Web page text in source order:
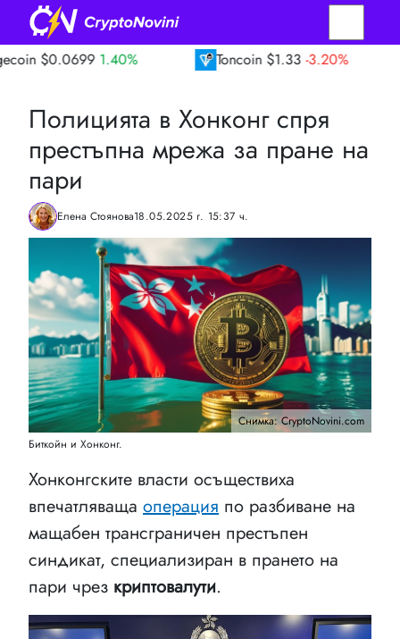
1.40% $1.33 -3.20%
Полицията в Хонконг спря
престъпна мрежа за пране на
пари
Елена Стоянова18.05.2025 г. 15:37 ч.
Снимка: CryptoNovini.com
Биткойн и Хонконг.
Хонконгските власти осъществиха
впечатляваща операция по разбиване на
мащабен трансграничен престъпен
синдикат, специализиран в прането на
пари чрез криптовалути.